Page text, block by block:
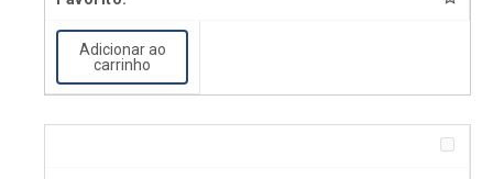
Adicionar ao
carrinho